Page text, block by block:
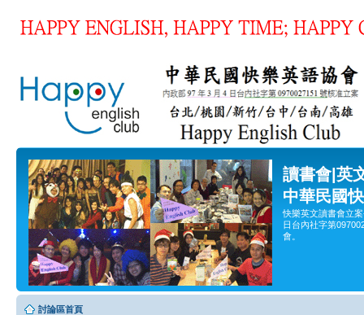
讀書會|英
中華民國
快樂英文讀書會立
日台內社字第
會。
討論區首頁